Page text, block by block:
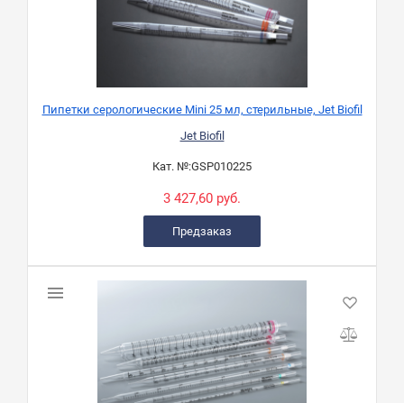
Пипетки серологические Mini 25 мл, стерильные, Jet Biofil
Jet Biofil
Кат. №:GSP010225
3 427,60 руб.
Предзаказ